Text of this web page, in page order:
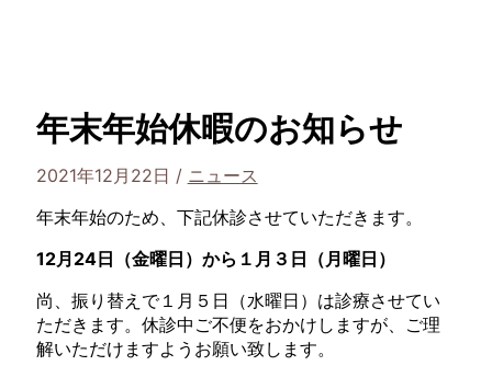
年末年始休暇のお知らせ
2021年12月22日 / ニュース
年末年始のため、下記休診させていただきます。
12月24日（金曜日）から１月３日（月曜日）
尚、振り替えで１月５日（水曜日）は診療させてい
ただきます。休診中ご不便をおかけしますが、ご理
解いただけますようお願い致します。